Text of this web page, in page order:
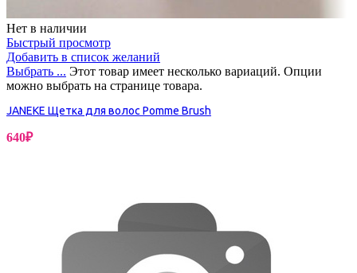
Нет в наличии
Быстрый просмотр
Добавить в список желаний
Выбрать ... Этот товар имеет несколько вариаций. Опции
можно выбрать на странице товара.
JANEKE Щетка для волос Pomme Brush
640₽